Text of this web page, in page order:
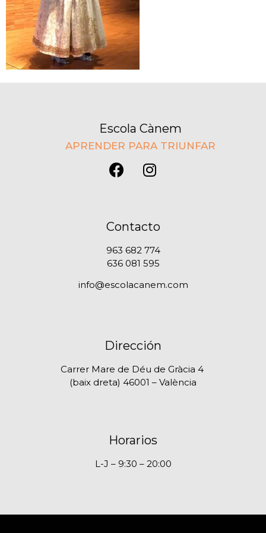
Escola Cànem
APRENDER PARA TRIUNFAR
Contacto
963 682 774
636 081 595
info@escolacanem.com
Dirección
Carrer Mare de Déu de Gràcia 4
(baix dreta) 46001 – València
Horarios
L-J – 9:30 – 20:00